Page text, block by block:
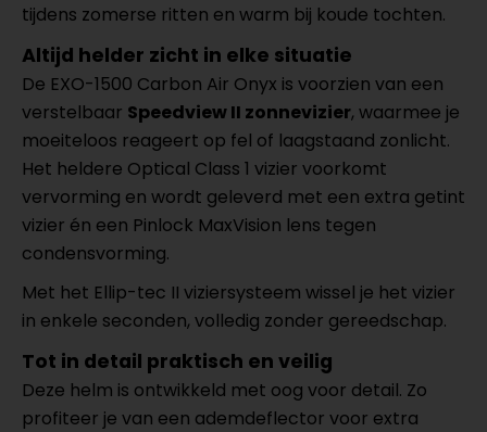
tijdens zomerse ritten en warm bij koude tochten.
Altijd helder zicht in elke situatie
De EXO-1500 Carbon Air Onyx is voorzien van een
verstelbaar Speedview II zonnevizier, waarmee je
moeiteloos reageert op fel of laagstaand zonlicht.
Het heldere Optical Class 1 vizier voorkomt
vervorming en wordt geleverd met een extra getint
vizier én een Pinlock MaxVision lens tegen
condensvorming.
Met het Ellip-tec II viziersysteem wissel je het vizier
in enkele seconden, volledig zonder gereedschap.
Tot in detail praktisch en veilig
Deze helm is ontwikkeld met oog voor detail. Zo
profiteer je van een ademdeflector voor extra